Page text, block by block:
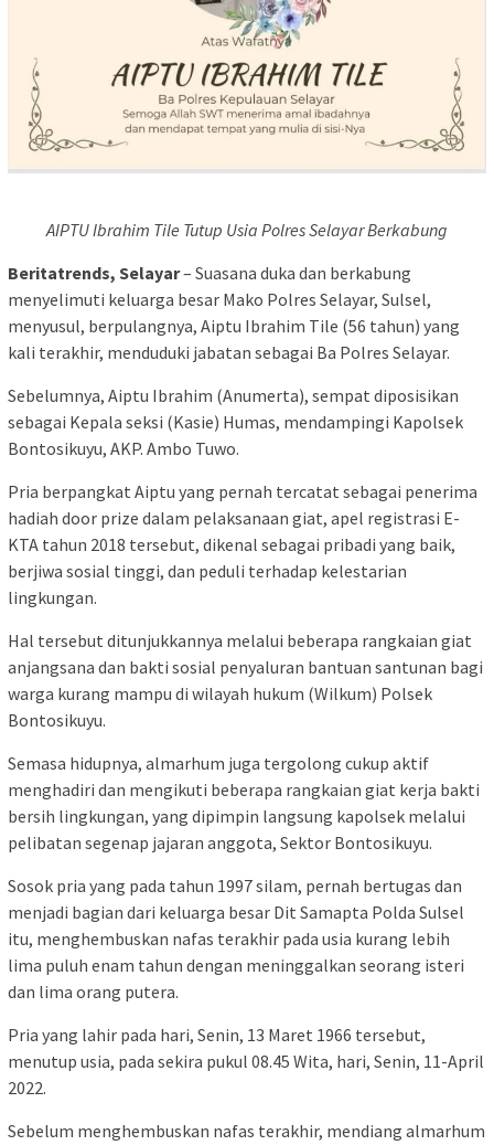
AIPTU Ibrahim Tile Tutup Usia Polres Selayar Berkabung
Beritatrends, Selayar– Suasana duka dan berkabung
menyelimuti keluarga besar Mako Polres Selayar, Sulsel,
menyusul, berpulangnya, Aiptu Ibrahim Tile (56 tahun) yang
kali terakhir, menduduki jabatan sebagai Ba Polres Selayar.
Sebelumnya, Aiptu Ibrahim (Anumerta), sempat diposisikan
sebagai Kepala seksi (Kasie) Humas, mendampingi Kapolsek
Bontosikuyu, AKP. Ambo Tuwo.
Pria berpangkat Aiptu yang pernah tercatat sebagai penerima
hadiah door prize dalam pelaksanaan giat, apel registrasi E-
KTA tahun 2018 tersebut, dikenal sebagai pribadi yang baik,
berjiwa sosial tinggi, dan peduli terhadap kelestarian
lingkungan.
Hal tersebut ditunjukkannya melalui beberapa rangkaian giat
anjangsana dan bakti sosial penyaluran bantuan santunan bagi
warga kurang mampu di wilayah hukum (Wilkum) Polsek
Bontosikuyu.
Semasa hidupnya, almarhum juga tergolong cukup aktif
menghadiri dan mengikuti beberapa rangkaian giat kerja bakti
bersih lingkungan, yang dipimpin langsung kapolsek melalui
pelibatan segenap jajaran anggota, Sektor Bontosikuyu.
Sosok pria yang pada tahun 1997 silam, pernah bertugas dan
menjadi bagian dari keluarga besar Dit Samapta Polda Sulsel
itu, menghembuskan nafas terakhir pada usia kurang lebih
lima puluh enam tahun dengan meninggalkan seorang isteri
dan lima orang putera.
Pria yang lahir pada hari, Senin, 13 Maret 1966 tersebut,
menutup usia, pada sekira pukul 08.45 Wita, hari, Senin, 11-April
2022.
Sebelum menghembuskan nafas terakhir, mendiang almarhum